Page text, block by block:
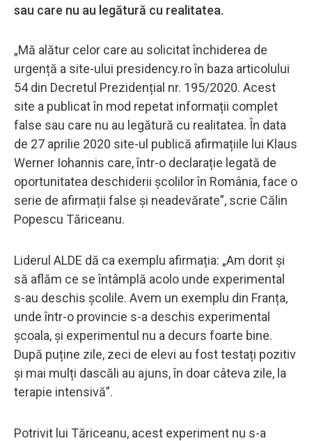
sau care nu au legătură cu realitatea.
„Mă alătur celor care au solicitat închiderea de
urgență a site-ului presidency.ro în baza articolului
54 din Decretul Prezidențial nr. 195/2020. Acest
site a publicat în mod repetat informații complet
false sau care nu au legătură cu realitatea. În data
de 27 aprilie 2020 site-ul publică afirmațiile lui Klaus
Werner Iohannis care, într-o declarație legată de
oportunitatea deschiderii școlilor în România, face o
serie de afirmații false și neadevărate”, scrie Călin
Popescu Tăriceanu.
Liderul ALDE dă ca exemplu afirmația: „Am dorit și
să aflăm ce se întâmplă acolo unde experimental
s-au deschis școlile. Avem un exemplu din Franța,
unde într-o provincie s-a deschis experimental
școala, și experimentul nu a decurs foarte bine.
După puține zile, zeci de elevi au fost testați pozitiv
și mai mulți dascăli au ajuns, în doar câteva zile, la
terapie intensivă”.
Potrivit lui Tăriceanu, acest experiment nu s-a